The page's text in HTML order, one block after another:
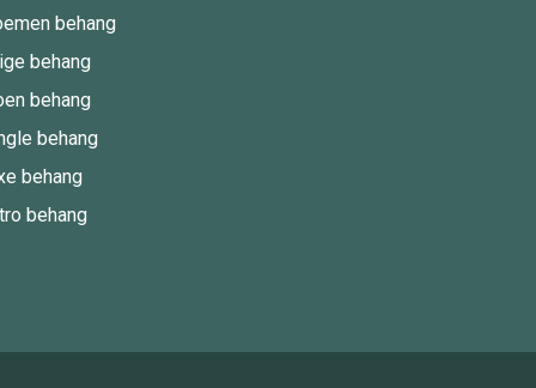
behang
behang
behang
behang
behang
behang